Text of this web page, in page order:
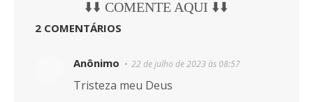
⬇️⬇️ COMENTE AQUI ⬇️⬇️
2 COMENTÁRIOS
Anônimo 22 de julho de 2023 às 08:57
Tristeza meu Deus